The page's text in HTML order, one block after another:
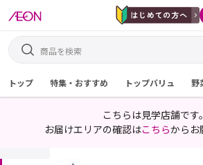
トップ 特集・おすすめ トップバリュ 野
こちらは見学店舗です。
お届けエリアの確認はこちらからお